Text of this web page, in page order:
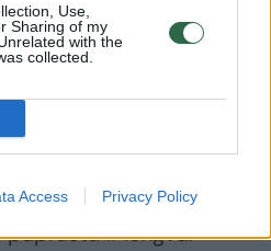
Use,
Sharing of my
with the
collected.
Access Privacy Policy
praleiskite.
dėkite šprotus,
granatų
paprasta ir lengva.